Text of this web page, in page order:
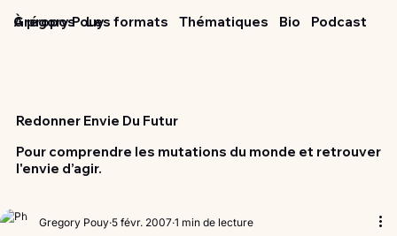
Grégory Pouy
À propos Les formats Thématiques Podcast
Bio
Redonner Envie Du Futur
Pour comprendre les mutations du monde et retrouver
l'envie d’agir.
Gregory Pouy 5 févr. 2007 1 min de lecture